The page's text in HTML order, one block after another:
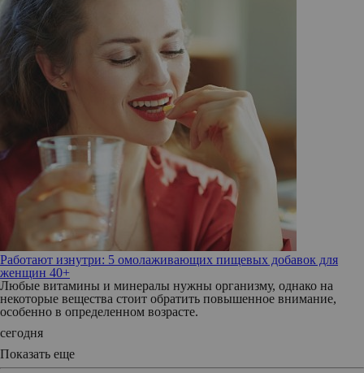
Работают изнутри: 5 омолаживающих пищевых добавок для
женщин 40+
Любые витамины и минералы нужны организму, однако на
некоторые вещества стоит обратить повышенное внимание,
особенно в определенном возрасте.
сегодня
Показать еще